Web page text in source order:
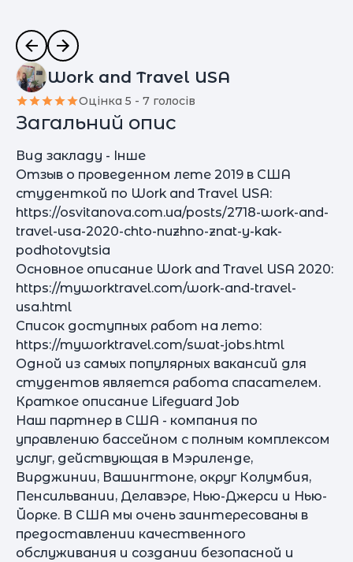
Work and Travel USA
Оцінка 5 - 7 голосів
Загальний опис
Вид закладу - Інше
Отзыв о проведенном лете 2019 в США
студенткой по Work and Travel USA:
https://osvitanova.com.ua/posts/2718-work-and-
travel-usa-2020-chto-nuzhno-znat-y-kak-
podhotovytsia
Основное описание Work and Travel USA 2020:
https://myworktravel.com/work-and-travel-
usa.html
Список доступных работ на лето:
https://myworktravel.com/swat-jobs.html
Одной из самых популярных вакансий для
студентов является работа спасателем.
Краткое описание Lifeguard Job
Наш партнер в США - компания по
управлению бассейном с полным комплексом
услуг, действующая в Мэриленде,
Вирджинии, Вашингтоне, округ Колумбия,
Пенсильвании, Делавэре, Нью-Джерси и Нью-
Йорке. В США мы очень заинтересованы в
предоставлении качественного
обслуживания и создании безопасной и